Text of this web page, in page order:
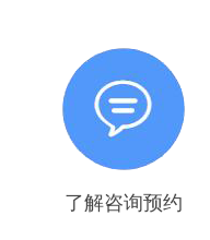
了解咨询预约